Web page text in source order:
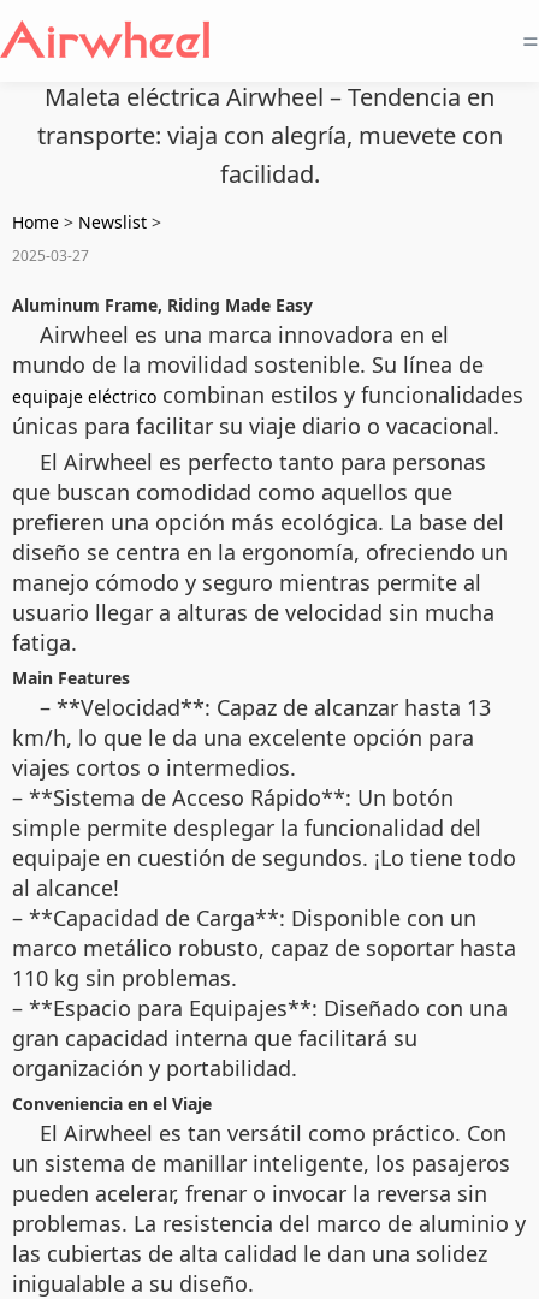
=
Maleta eléctrica Airwheel – Tendencia en
transporte: viaja con alegría, muevete con
facilidad.
Home > Newslist >
2025-03-27
Aluminum Frame, Riding Made Easy
Airwheel es una marca innovadora en el
mundo de la movilidad sostenible. Su línea de
equipaje eléctrico combinan estilos y funcionalidades
únicas para facilitar su viaje diario o vacacional.
El Airwheel es perfecto tanto para personas
que buscan comodidad como aquellos que
prefieren una opción más ecológica. La base del
diseño se centra en la ergonomía, ofreciendo un
manejo cómodo y seguro mientras permite al
usuario llegar a alturas de velocidad sin mucha
fatiga.
Main Features
– **Velocidad**: Capaz de alcanzar hasta 13
km/h, lo que le da una excelente opción para
viajes cortos o intermedios.
– **Sistema de Acceso Rápido**: Un botón
simple permite desplegar la funcionalidad del
equipaje en cuestión de segundos. ¡Lo tiene todo
al alcance!
– **Capacidad de Carga**: Disponible con un
marco metálico robusto, capaz de soportar hasta
110 kg sin problemas.
– **Espacio para Equipajes**: Diseñado con una
gran capacidad interna que facilitará su
organización y portabilidad.
Conveniencia en el Viaje
El Airwheel es tan versátil como práctico. Con
un sistema de manillar inteligente, los pasajeros
pueden acelerar, frenar o invocar la reversa sin
problemas. La resistencia del marco de aluminio y
las cubiertas de alta calidad le dan una solidez
inigualable a su diseño.